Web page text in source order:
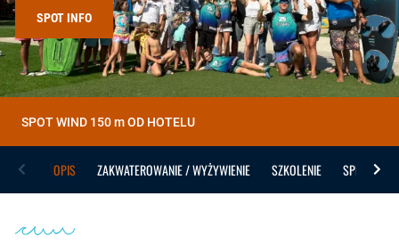
SPOT INFO
SPOT WIND 150 m OD HOTELU
OPIS ZAKWATEROWANIE / WYŻYWIENIE SZKOLENIE SPRZĘT